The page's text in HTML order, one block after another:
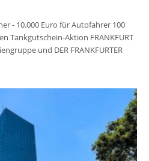
- 10.000 Euro für Autofahrer 100
Tankgutschein-Aktion FRANKFURT
und DER FRANKFURTER